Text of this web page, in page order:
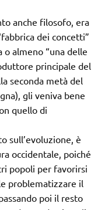
anche filosofo, era
dei concetti”
almeno “una delle
principale del
seconda metà del
gli veniva bene
quello di
sull’evoluzione, è
occidentale, poiché
popoli per favorirsi
problematizzare il
poi il resto